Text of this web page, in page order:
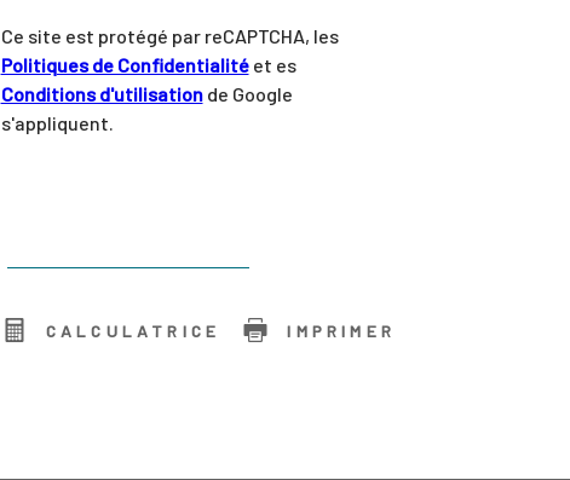
Ce site est protégé par reCAPTCHA, les
Politiques de Confidentialitéet es
Conditions d'utilisationde Google
s'appliquent.
CALCULATRICE IMPRIMER